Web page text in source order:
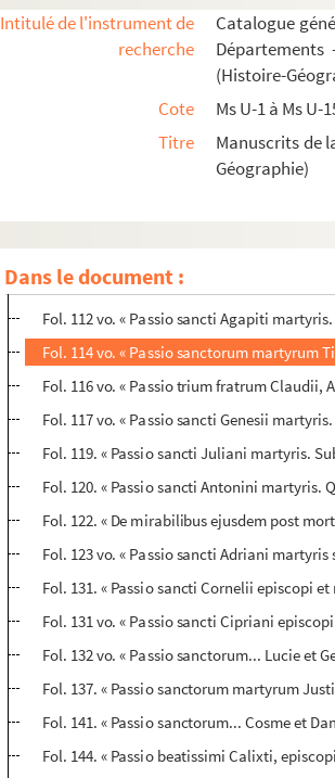
Intitulé de l'instrument de
recherche
Catalogue
Départements
(Histoire-
Cote
Ms U-1 à Ms U-
Titre
Manuscrits de
Géographie)
Dans le document :
Fol. 83 vo. « Passio sancti Pantaleonis
Fol. 89. « Passio sancti Felicis papae »
Fol. 89 vo. « Passio sanctorum martyrum
Fol. 90 vo. « Vita vel passio beati Eusebii,
Fol. 100 vo. « Passio sancti Stephani
Fol. 105. « Vita vel passio sancti Donati,
Fol. 107. « Passio sancti Cyriaci martyris,
Fol. 111. « Passio sancti Eupli martyris.
Fol. 112. « Passio sancti Eusebii presbiteri.
Fol. 112 vo. « Passio sancti Agapiti
Fol. 114 vo. « Passio sanctorum martyrum
Fol. 116 vo. « Passio trium fratrum Claudii,
Fol. 117 vo. « Passio sancti Genesii
Fol. 119. « Passio sancti Juliani martyris.
Fol. 120. « Passio sancti Antonini
Fol. 122. « De mirabilibus ejusdem post
Fol. 123 vo. « Passio sancti Adriani
Fol. 131. « Passio sancti Cornelii episcopi
Fol. 131 vo. « Passio sancti Cipriani
Fol. 132 vo. « Passio sanctorum... Lucie et
Fol. 137. « Passio sanctorum martyrum
Fol. 141. « Passio sanctorum... Cosme et
Fol. 144. « Passio beatissimi Calixti,